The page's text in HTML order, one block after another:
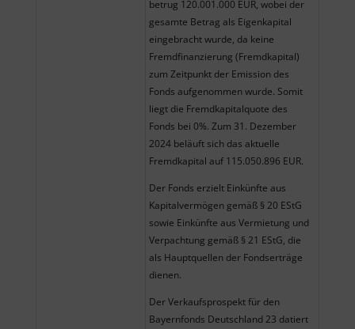
betrug 120.001.000 EUR, wobei der
gesamte Betrag als Eigenkapital
eingebracht wurde, da keine
Fremdfinanzierung (Fremdkapital)
zum Zeitpunkt der Emission des
Fonds aufgenommen wurde. Somit
liegt die Fremdkapitalquote des
Fonds bei 0%. Zum 31. Dezember
2024 beläuft sich das aktuelle
Fremdkapital auf 115.050.896 EUR.
Der Fonds erzielt Einkünfte aus
Kapitalvermögen gemäß § 20 EStG
sowie Einkünfte aus Vermietung und
Verpachtung gemäß § 21 EStG, die
als Hauptquellen der Fondserträge
dienen.
Der Verkaufsprospekt für den
Bayernfonds Deutschland 23 datiert